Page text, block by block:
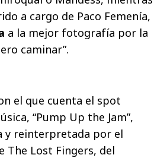
a cargo de Paco Femenía,
a la mejor fotografía por la
caminar”.
el que cuenta el spot
“Pump Up the Jam”,
y reinterpretada por el
The Lost Fingers, del